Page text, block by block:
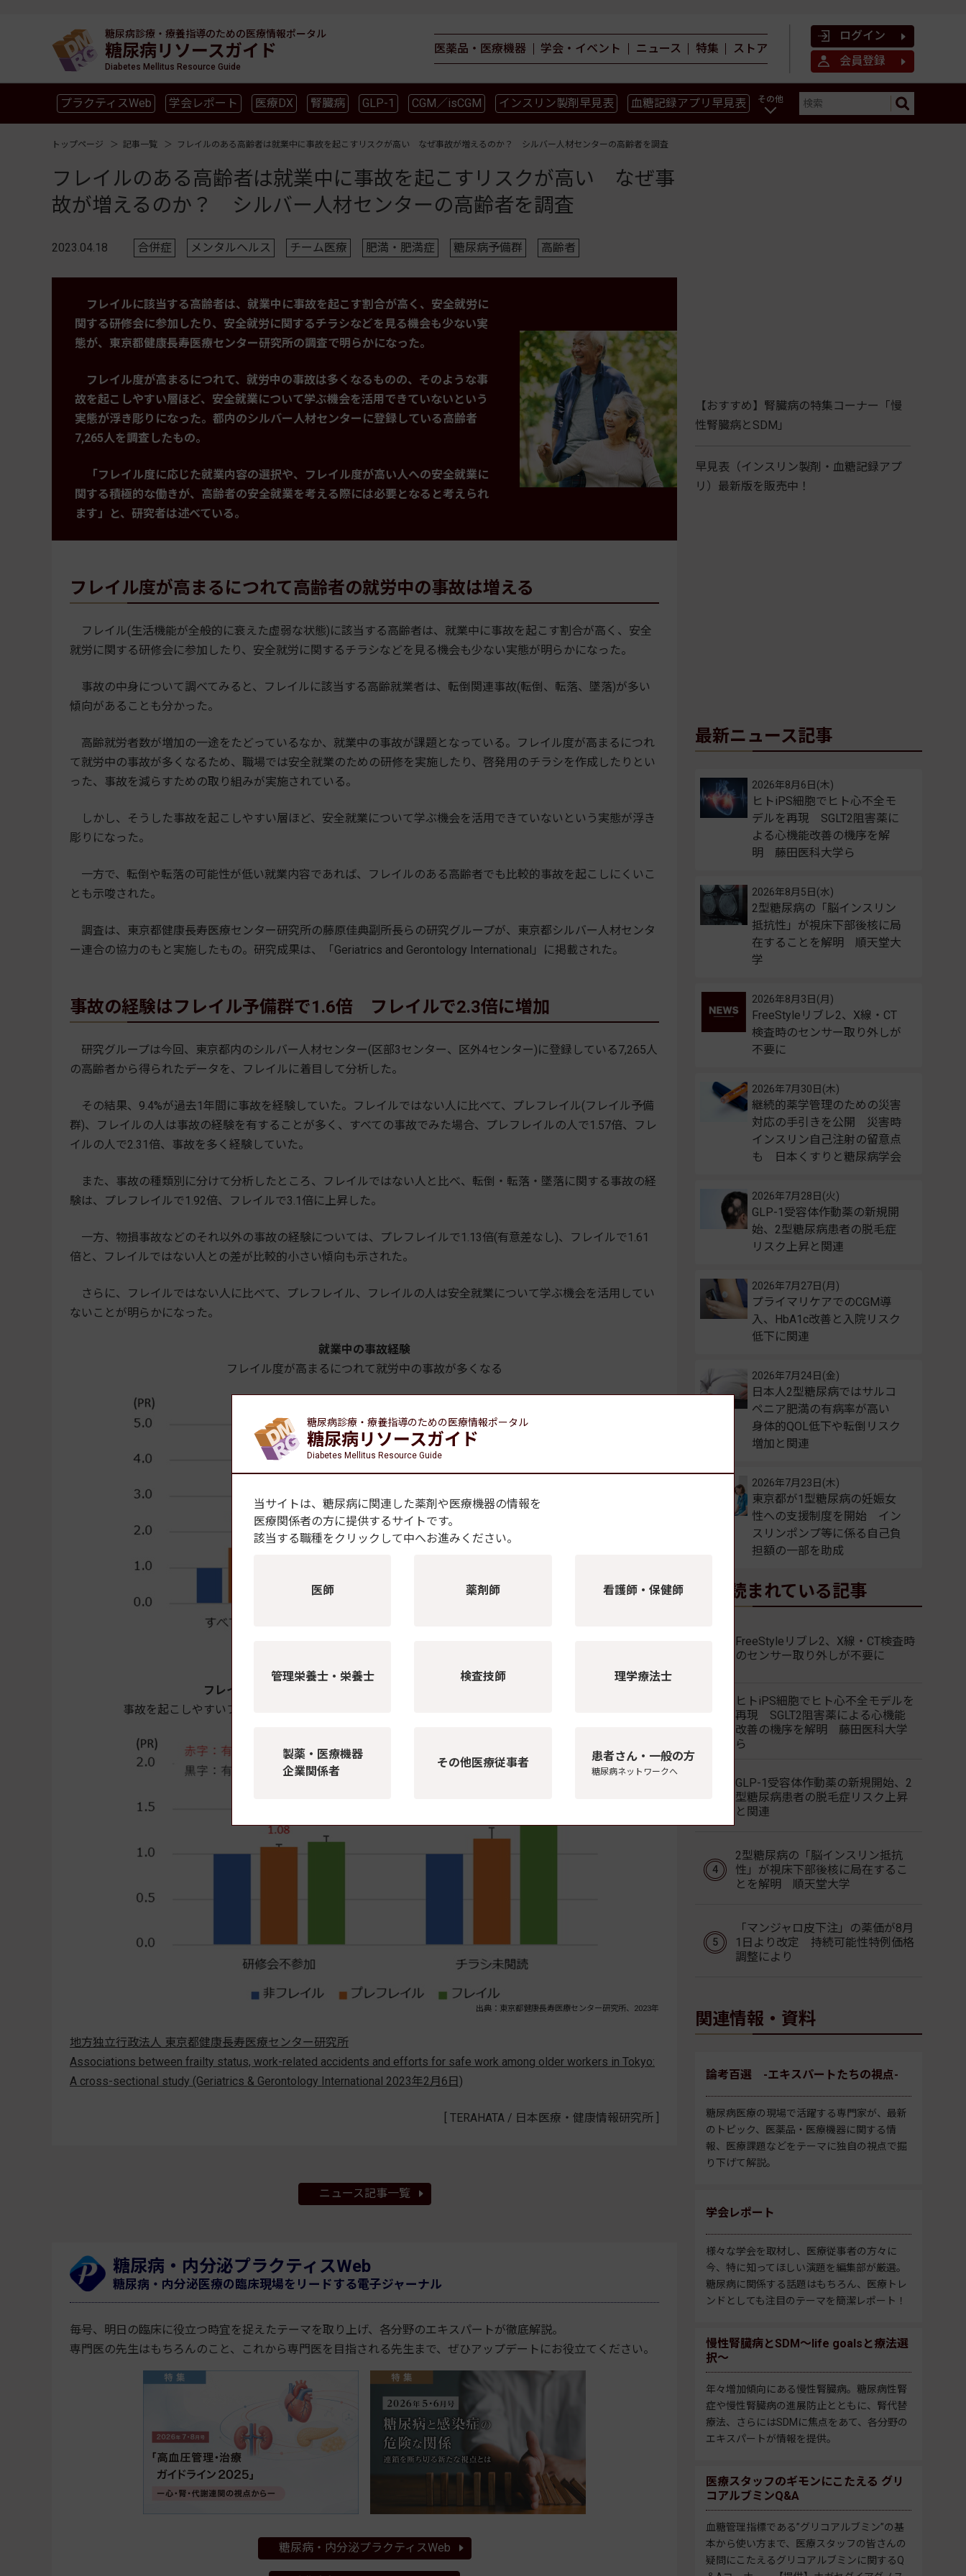
糖尿病診療・療養指導のための医療情報ポータル
糖尿病リソースガイド
Diabetes Mellitus Resource Guide
医薬品・医療機器 学会・イベント ニュース 特集 ストア
ログイン
会員登録
プラクティスWeb 学会レポート 医療DX 腎臓病 GLP-1 CGM／isCGM インスリン製剤早見表 血糖記録アプリ早見表 その他
トップページ 記事一覧 フレイルのある高齢者は就業中に事故を起こすリスクが高い なぜ事故が増えるのか？ シルバー人材センターの高齢者を調査
フレイルのある高齢者は就業中に事故を起こすリスクが高い なぜ事
故が増えるのか？ シルバー人材センターの高齢者を調査
2023.04.18 合併症 メンタルヘルス チーム医療 肥満・肥満症 糖尿病予備群 高齢者
フレイルに該当する高齢者は、就業中に事故を起こす割合が高く、安全就労に
関する研修会に参加したり、安全就労に関するチラシなどを見る機会も少ない実
態が、東京都健康長寿医療センター研究所の調査で明らかになった。
フレイル度が高まるにつれて、就労中の事故は多くなるものの、そのような事
故を起こしやすい層ほど、安全就業について学ぶ機会を活用できていないという
実態が浮き彫りになった。都内のシルバー人材センターに登録している高齢者
7,265人を調査したもの。
「フレイル度に応じた就業内容の選択や、フレイル度が高い人への安全就業に
関する積極的な働きが、高齢者の安全就業を考える際には必要となると考えられ
ます」と、研究者は述べている。
フレイル度が高まるにつれて高齢者の就労中の事故は増える
フレイル(生活機能が全般的に衰えた虚弱な状態)に該当する高齢者は、就業中に事故を起こす割合が高く、安全
就労に関する研修会に参加したり、安全就労に関するチラシなどを見る機会も少ない実態が明らかになった。
事故の中身について調べてみると、フレイルに該当する高齢就業者は、転倒関連事故(転倒、転落、墜落)が多い
傾向があることも分かった。
高齢就労者数が増加の一途をたどっているなか、就業中の事故が課題となっている。フレイル度が高まるにつれ
て就労中の事故が多くなるため、職場では安全就業のための研修を実施したり、啓発用のチラシを作成したりとい
った、事故を減らすための取り組みが実施されている。
しかし、そうした事故を起こしやすい層ほど、安全就業について学ぶ機会を活用できていないという実態が浮き
彫りになった。
一方で、転倒や転落の可能性が低い就業内容であれば、フレイルのある高齢者でも比較的事故を起こしにくいこ
とも示唆された。
調査は、東京都健康長寿医療センター研究所の藤原佳典副所長らの研究グループが、東京都シルバー人材センタ
ー連合の協力のもと実施したもの。研究成果は、「Geriatrics and Gerontology International」に掲載された。
事故の経験はフレイル予備群で1.6倍 フレイルで2.3倍に増加
研究グループは今回、東京都内のシルバー人材センター(区部3センター、区外4センター)に登録している7,265人
の高齢者から得られたデータを、フレイルに着目して分析した。
その結果、9.4%が過去1年間に事故を経験していた。フレイルではない人に比べて、プレフレイル(フレイル予備
群)、フレイルの人は事故の経験を有することが多く、すべての事故でみた場合、プレフレイルの人で1.57倍、フレ
イルの人で2.31倍、事故を多く経験していた。
また、事故の種類別に分けて分析したところ、フレイルではない人と比べ、転倒・転落・墜落に関する事故の経
験は、プレフレイルで1.92倍、フレイルで3.1倍に上昇した。
一方、物損事故などのそれ以外の事故の経験については、プレフレイルで1.13倍(有意差なし)、フレイルで1.61
倍と、フレイルではない人との差が比較的小さい傾向も示された。
さらに、フレイルではない人に比べて、プレフレイル、フレイルの人は安全就業について学ぶ機会を活用してい
ないことが明らかになった。
就業中の事故経験
フレイル度が高まるにつれて就労中の事故が多くなる
フレイルと安全就業に関する取組みについて学ぶ機会の未活用
事故を起こしやすいフレイルのある高齢者は、安全就業について学ぶ機会を活用できていない
出典：東京都健康長寿医療センター研究所、2023年
地方独立行政法人 東京都健康長寿医療センター研究所
Associations between frailty status, work-related accidents and efforts for safe work among older workers in Tokyo:
A cross-sectional study (Geriatrics & Gerontology International 2023年2月6日)
[ TERAHATA / 日本医療・健康情報研究所 ]
ニュース記事一覧
糖尿病・内分泌プラクティスWeb
糖尿病・内分泌医療の臨床現場をリードする電子ジャーナル
毎号、明日の臨床に役立つ時宜を捉えたテーマを取り上げ、各分野のエキスパートが徹底解説。
専門医の先生はもちろんのこと、これから専門医を目指される先生まで、ぜひアップデートにお役立てください。
糖尿病・内分泌プラクティスWeb
【おすすめ】腎臓病の特集コーナー「慢
性腎臓病とSDM」
早見表（インスリン製剤・血糖記録アプ
リ）最新版を販売中！
最新ニュース記事
ヒトiPS細胞でヒト心不全モ
デルを再現 SGLT2阻害薬に
よる心機能改善の機序を解
明 藤田医科大学ら
2026年8月6日(木)
2型糖尿病の「脳インスリン
抵抗性」が視床下部後核に局
在することを解明 順天堂大
学
2026年8月5日(水)
FreeStyleリブレ2、X線・CT
検査時のセンサー取り外しが
不要に
2026年8月3日(月)
継続的薬学管理のための災害
対応の手引きを公開 災害時
インスリン自己注射の留意点
も 日本くすりと糖尿病学会
2026年7月30日(木)
GLP-1受容体作動薬の新規開
始、2型糖尿病患者の脱毛症
リスク上昇と関連
2026年7月28日(火)
プライマリケアでのCGM導
入、HbA1c改善と入院リスク
低下に関連
2026年7月27日(月)
日本人2型糖尿病ではサルコ
ペニア肥満の有病率が高い
身体的QOL低下や転倒リスク
増加と関連
2026年7月24日(金)
東京都が1型糖尿病の妊娠女
性への支援制度を開始 イン
スリンポンプ等に係る自己負
担額の一部を助成
2026年7月23日(木)
よく読まれている記事
FreeStyleリブレ2、X線・CT検査時
のセンサー取り外しが不要に
ヒトiPS細胞でヒト心不全モデルを
再現 SGLT2阻害薬による心機能
改善の機序を解明 藤田医科大学
ら
GLP-1受容体作動薬の新規開始、2
型糖尿病患者の脱毛症リスク上昇
と関連
2型糖尿病の「脳インスリン抵抗
性」が視床下部後核に局在するこ
とを解明 順天堂大学
「マンジャロ皮下注」の薬価が8月
1日より改定 持続可能性特例価格
調整により
関連情報・資料
論考百選 -エキスパートたちの視点-
糖尿病医療の現場で活躍する専門家が、最新
のトピック、医薬品・医療機器に関する情
報、医療課題などをテーマに独自の視点で掘
り下げて解説。
学会レポート
様々な学会を取材し、医療従事者の方々に
今、特に知ってほしい演題を編集部が厳選。
糖尿病に関係する話題はもちろん、医療トレ
ンドとしても注目のテーマを簡潔レポート！
慢性腎臓病とSDM～life goalsと療法選
択～
年々増加傾向にある慢性腎臓病。糖尿病性腎
症や慢性腎臓病の進展防止とともに、腎代替
療法、さらにはSDMに焦点をあて、各分野の
エキスパートが情報を提供。
医療スタッフのギモンにこたえる グリ
コアルブミンQ&A
血糖管理指標である”グリコアルブミン”の基
本から使い方まで、医療スタッフの皆さんの
疑問にこたえるグリコアルブミンに関するQ
糖尿病診療・療養指導のための医療情報ポータル
糖尿病リソースガイド
Diabetes Mellitus Resource Guide
当サイトは、糖尿病に関連した薬剤や医療機器の情報を
医療関係者の方に提供するサイトです。
該当する職種をクリックして中へお進みください。
医師 薬剤師 看護師・保健師
管理栄養士・栄養士 検査技師 理学療法士
製薬・医療機器
企業関係者
その他医療従事者 患者さん・一般の方
糖尿病ネットワークへ